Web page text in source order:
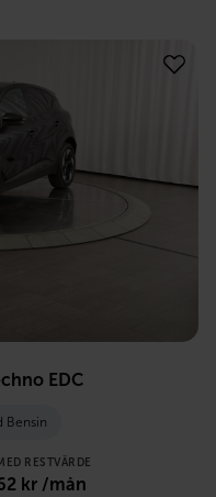
EDC
Bensin
RESTVÄRDE
kr /mån